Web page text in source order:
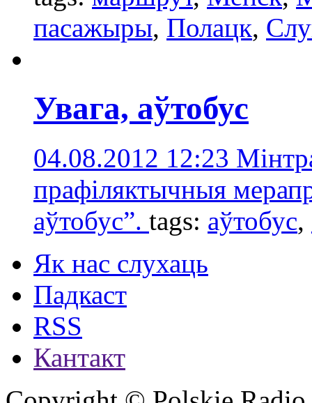
пасажыры, Полацк,
Увага, аўтобус
04.08.2012 12:23
прафіляктычныя
аўтобус”. tags: аўтобус,
Як нас слухаць
Падкаст
RSS
Кантакт